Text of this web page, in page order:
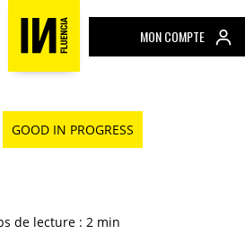
MON COMPTE
GOOD IN PROGRESS
de lecture : 2 min